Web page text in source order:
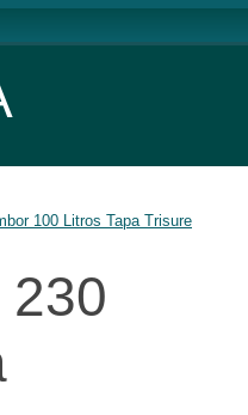
100 Litros Tapa Trisure
230